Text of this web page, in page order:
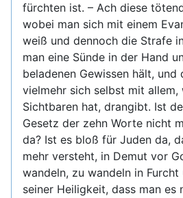
fürchten ist. – Ach diese
wobei man sich mit einem
weiß und dennoch die Strafe
man eine Sünde in der Hand
beladenen Gewissen hält, und
vielmehr sich selbst mit allem,
Sichtbaren hat, drangibt. Ist
Gesetz der zehn Worte nicht
da? Ist es bloß für Juden da,
mehr versteht, in Demut vor
wandeln, zu wandeln in
seiner Heiligkeit, dass man es